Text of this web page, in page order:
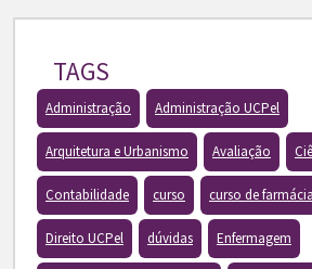
TAGS
Administração Administração UCPel
Arquitetura e Urbanismo Avaliação
Contabilidade curso curso de farmácia
Direito UCPel dúvidas Enfermagem